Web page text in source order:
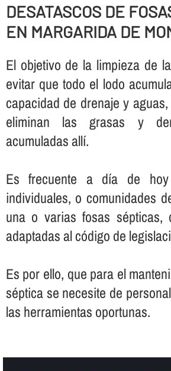
DESATASCOS DE
EN MARGARIDA DE
El objetivo de la limpieza de
evitar que todo el lodo
capacidad de drenaje y
eliminan las grasas y
acumuladas allí­.
Es frecuente a dí­a de
individuales, o comunidades
una o varias fosas sépticas,
adaptadas al código de
Es por ello, que para el
séptica se necesite de
las herramientas oportunas.